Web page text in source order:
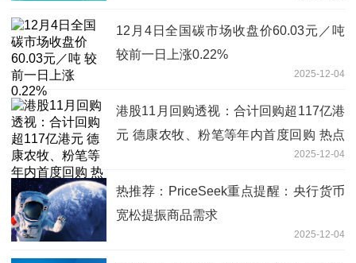
12月4日全国碳市场收盘价60.03元／吨
较前一日上涨0.22%
2025-12-04
港股11月回购透视：合计回购超117亿港
元 德康农牧、粉笔等年内首度回购 热点
2025-12-04
热推荐：PriceSeek重点提醒：央行货币
宽松提振商品需求
2025-12-04